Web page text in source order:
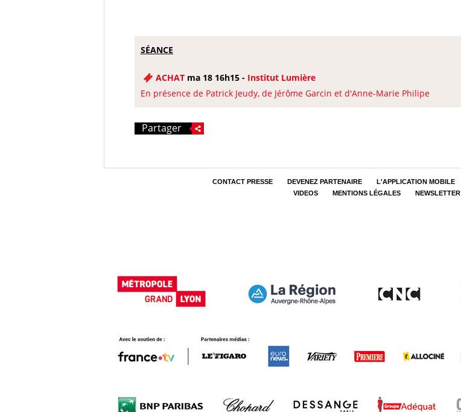
SÉANCE
ACHAT ma 18 16h15 - Institut Lumière
En présence de Patrick Jeudy, de Jérôme Garcin et d'Anne-Marie Philipe
Partager
CONTACT PRESSE DEVENEZ PARTENAIRE L'APPLICATION MOBILE
VIDEOS
MENTIONS LÉGALES NEWSLETTER